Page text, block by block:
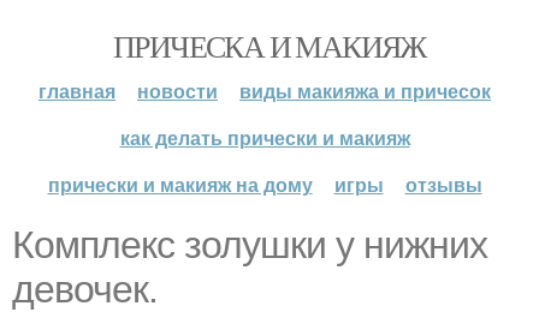
ПРИЧЕСКА И МАКИЯЖ
главная новости
виды макияжа и причесок
как делать прически и макияж
прически и макияж на дому
игры отзывы
Комплекс золушки у нижних
девочек.